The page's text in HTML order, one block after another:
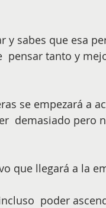
y sabes que esa
pensar tanto y
se empezará a
demasiado pero
que llegará a la
poder